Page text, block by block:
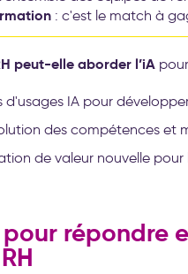
: c'est le match à
peut-elle aborder l’iA
d'usages IA pour
des compétences et
de valeur nouvelle pour
répondre